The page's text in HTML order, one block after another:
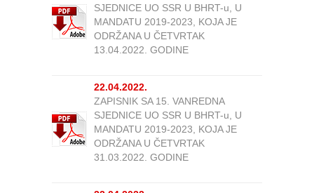
SJEDNICE UO SSR U BHRT-u, U
MANDATU 2019-2023, KOJA JE
ODRŽANA U ČETVRTAK
13.04.2022. GODINE
22.04.2022.
ZAPISNIK SA 15. VANREDNA
SJEDNICE UO SSR U BHRT-u, U
MANDATU 2019-2023, KOJA JE
ODRŽANA U ČETVRTAK
31.03.2022. GODINE